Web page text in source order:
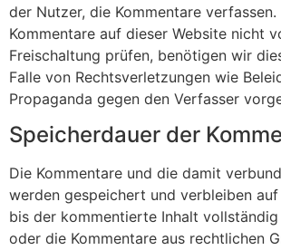
der Nutzer, die Kommentare
Kommentare auf dieser Website nicht
Freischaltung prüfen, benötigen wir
Falle von Rechtsverletzungen wie
Propaganda gegen den Verfasser
Speicherdauer der
Die Kommentare und die damit
werden gespeichert und verbleiben auf
bis der kommentierte Inhalt
oder die Kommentare aus rechtlichen